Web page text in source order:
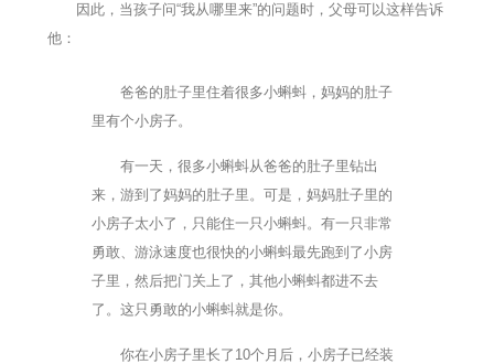
因此，当孩子问“我从哪里来”的问题时，父母可以这样告诉
他：
爸爸的肚子里住着很多小蝌蚪，妈妈的肚子
里有个小房子。
有一天，很多小蝌蚪从爸爸的肚子里钻出
来，游到了妈妈的肚子里。可是，妈妈肚子里的
小房子太小了，只能住一只小蝌蚪。有一只非常
勇敢、游泳速度也很快的小蝌蚪最先跑到了小房
子里，然后把门关上了，其他小蝌蚪都进不去
了。这只勇敢的小蝌蚪就是你。
你在小房子里长了10个月后，小房子已经装